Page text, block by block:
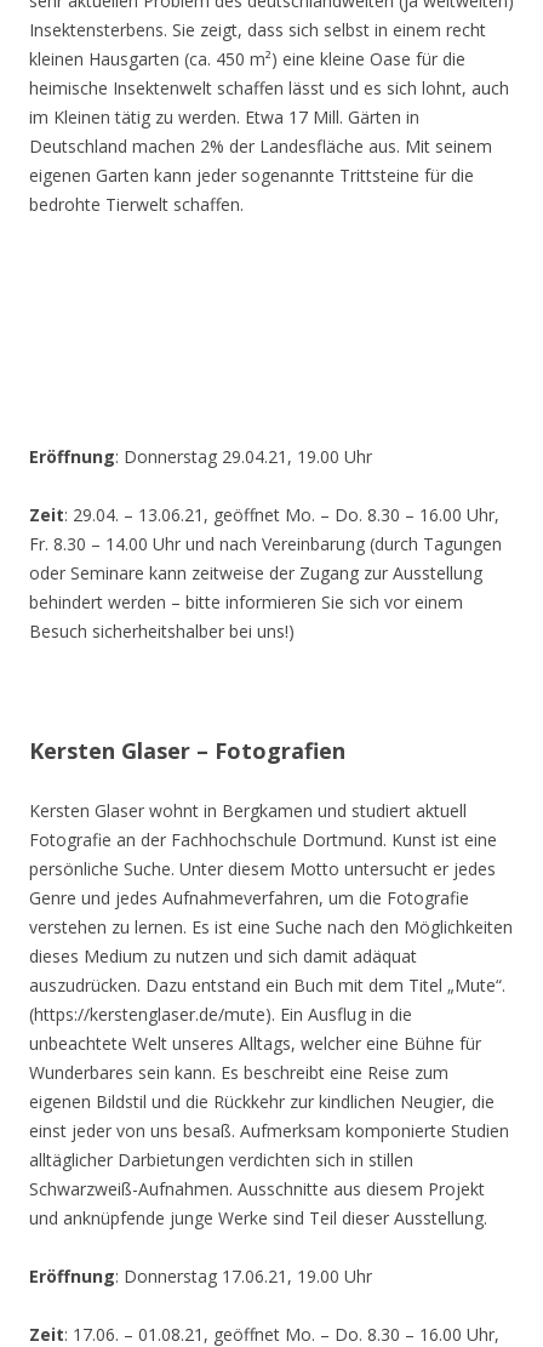
Insektensterbens. Sie zeigt, dass sich selbst in einem recht
kleinen Hausgarten (ca. 450 m²) eine kleine Oase für die
heimische Insektenwelt schaffen lässt und es sich lohnt, auch
im Kleinen tätig zu werden. Etwa 17 Mill. Gärten in
Deutschland machen 2% der Landesfläche aus. Mit seinem
eigenen Garten kann jeder sogenannte Trittsteine für die
bedrohte Tierwelt schaffen.
Eröffnung: Donnerstag 29.04.21, 19.00 Uhr
Zeit: 29.04. – 13.06.21, geöffnet Mo. – Do. 8.30 – 16.00 Uhr,
Fr. 8.30 – 14.00 Uhr und nach Vereinbarung (durch Tagungen
oder Seminare kann zeitweise der Zugang zur Ausstellung
behindert werden – bitte informieren Sie sich vor einem
Besuch sicherheitshalber bei uns!)
Kersten Glaser – Fotografien
Kersten Glaser wohnt in Bergkamen und studiert aktuell
Fotografie an der Fachhochschule Dortmund. Kunst ist eine
persönliche Suche. Unter diesem Motto untersucht er jedes
Genre und jedes Aufnahmeverfahren, um die Fotografie
verstehen zu lernen. Es ist eine Suche nach den Möglichkeiten
dieses Medium zu nutzen und sich damit adäquat
auszudrücken. Dazu entstand ein Buch mit dem Titel „Mute“.
(https://kerstenglaser.de/mute). Ein Ausflug in die
unbeachtete Welt unseres Alltags, welcher eine Bühne für
Wunderbares sein kann. Es beschreibt eine Reise zum
eigenen Bildstil und die Rückkehr zur kindlichen Neugier, die
einst jeder von uns besaß. Aufmerksam komponierte Studien
alltäglicher Darbietungen verdichten sich in stillen
Schwarzweiß-Aufnahmen. Ausschnitte aus diesem Projekt
und anknüpfende junge Werke sind Teil dieser Ausstellung.
Eröffnung: Donnerstag 17.06.21, 19.00 Uhr
Zeit: 17.06. – 01.08.21, geöffnet Mo. – Do. 8.30 – 16.00 Uhr,